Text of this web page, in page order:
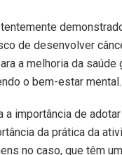
de desenvolver
a melhoria da
o bem-estar mental.
importância de
da prática da
no caso, que têm